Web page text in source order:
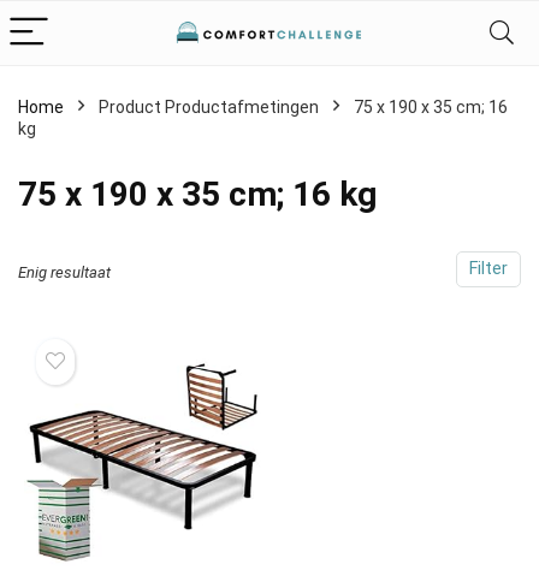
Home Product Productafmetingen
‎75 x 190 x 35 cm; 16
kg
‎75 x 190 x 35 cm; 16 kg
Filter
Enig resultaat